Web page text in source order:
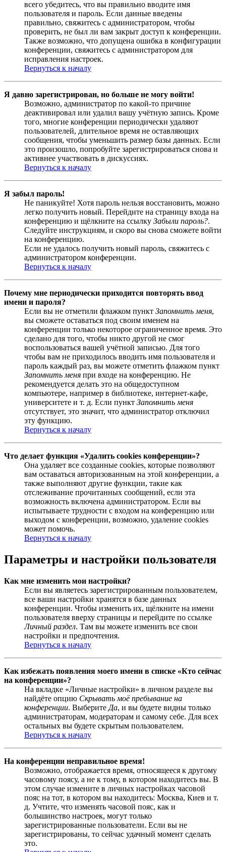
всего убедитесь, что вы правильно вводите имя
пользователя и пароль. Если данные введены
правильно, свяжитесь с администратором, чтобы
проверить, не был ли вам закрыт доступ к конференции.
Также возможно, что допущена ошибка в конфигурации
конференции, свяжитесь с администратором для
исправления настроек.
Вернуться к началу
Я давно зарегистрирован, но больше не могу войти!
Возможно, администратор по какой-то причине
деактивировал или удалил вашу учётную запись. Кроме
того, многие конференции периодически удаляют
пользователей, длительное время не оставляющих
сообщения, чтобы уменьшить размер базы данных. Если
это произошло, попробуйте зарегистрироваться снова и
активнее участвовать в дискуссиях.
Вернуться к началу
Я забыл пароль!
Не паникуйте! Хотя пароль нельзя восстановить, можно
легко получить новый. Перейдите на страницу входа на
конференцию и щёлкните на ссылку Забыли пароль?.
Следуйте инструкциям, и скоро вы снова сможете войти
на конференцию.
Если не удалось получить новый пароль, свяжитесь с
администратором конференции.
Вернуться к началу
Почему мне периодически приходится повторять ввод
имени и пароля?
Если вы не отметили флажком пункт Запомнить меня,
вы сможете оставаться под своим именем на
конференции только некоторое ограниченное время. Это
сделано для того, чтобы никто другой не смог
воспользоваться вашей учётной записью. Для того
чтобы вам не приходилось вводить имя пользователя и
пароль каждый раз, вы можете отметить флажком пункт
Запомнить меня при входе на конференцию. Не
рекомендуется делать это на общедоступном
компьютере, например в библиотеке, интернет-кафе,
университете и т. д. Если пункт Запомнить меня
отсутствует, это значит, что администратор отключил
эту функцию.
Вернуться к началу
Что делает функция «Удалить cookies конференции»?
Она удаляет все созданные cookies, которые позволяют
вам оставаться авторизованным на этой конференции, а
также выполняют другие функции, такие как
отслеживание прочитанных сообщений, если эта
возможность включена администратором. Если вы
испытываете трудности с входом на конференцию или
выходом с конференции, возможно, удаление cookies
может помочь.
Вернуться к началу
Параметры и настройки пользователя
Как мне изменить мои настройки?
Если вы являетесь зарегистрированным пользователем,
все ваши настройки хранятся в базе данных
конференции. Чтобы изменить их, щёлкните на имени
пользователя вверху страницы и перейдите по ссылке
Личный раздел. Там вы можете изменить все свои
настройки и предпочтения.
Вернуться к началу
Как избежать появления моего имени в списке «Кто сейчас
на конференции»?
На вкладке «Личные настройки» в личном разделе вы
найдёте опцию Скрывать моё пребывание на
конференции. Выберите Да, и вы будете видны только
администраторам, модераторам и самому себе. Для всех
остальных вы будете скрытым пользователем.
Вернуться к началу
На конференции неправильное время!
Возможно, отображается время, относящееся к другому
часовому поясу, а не к тому, в котором находитесь вы. В
этом случае измените в личных настройках часовой
пояс на тот, в котором вы находитесь: Москва, Киев и т.
д. Учтите, что изменять часовой пояс, как и
большинство настроек, могут только
зарегистрированные пользователи. Если вы не
зарегистрированы, то сейчас удачный момент сделать
это.